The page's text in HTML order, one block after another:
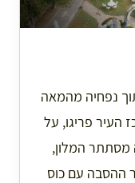
נפחיה מהמאה
העיר פריגו, על
מסתתר המלון,
ההסבה עם כוס